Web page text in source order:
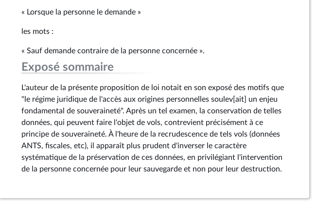
30 avril 2026
5 mai 2026
5 mai 2026
2 mai 2026
5 mai 2026
« Lorsque la personne le demande »
les mots :
« Sauf demande contraire de la personne concernée ».
Exposé sommaire
L'auteur de la présente proposition de loi notait en son exposé des motifs que
"le régime juridique de l'accès aux origines personnelles soulev[ait] un enjeu
fondamental de souveraineté". Après un tel examen, la conservation de telles
données, qui peuvent faire l'objet de vols, contrevient précisément à ce
principe de souveraineté. À l'heure de la recrudescence de tels vols (données
ANTS, fiscales, etc), il apparaît plus prudent d'inverser le caractère
systématique de la préservation de ces données, en privilégiant l'intervention
de la personne concernée pour leur sauvegarde et non pour leur destruction.